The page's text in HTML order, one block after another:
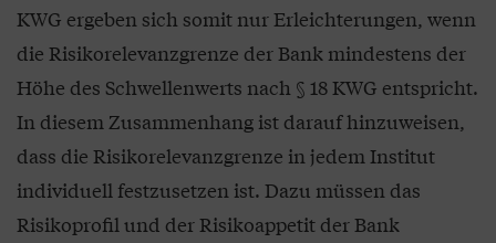
KWG ergeben sich somit nur Erleichterungen, wenn
die Risikorelevanzgrenze der Bank mindestens der
Höhe des Schwellenwerts nach § 18 KWG entspricht.
In diesem Zusammenhang ist darauf hinzuweisen,
dass die Risikorelevanzgrenze in jedem Institut
individuell festzusetzen ist. Dazu müssen das
Risikoprofil und der Risikoappetit der Bank